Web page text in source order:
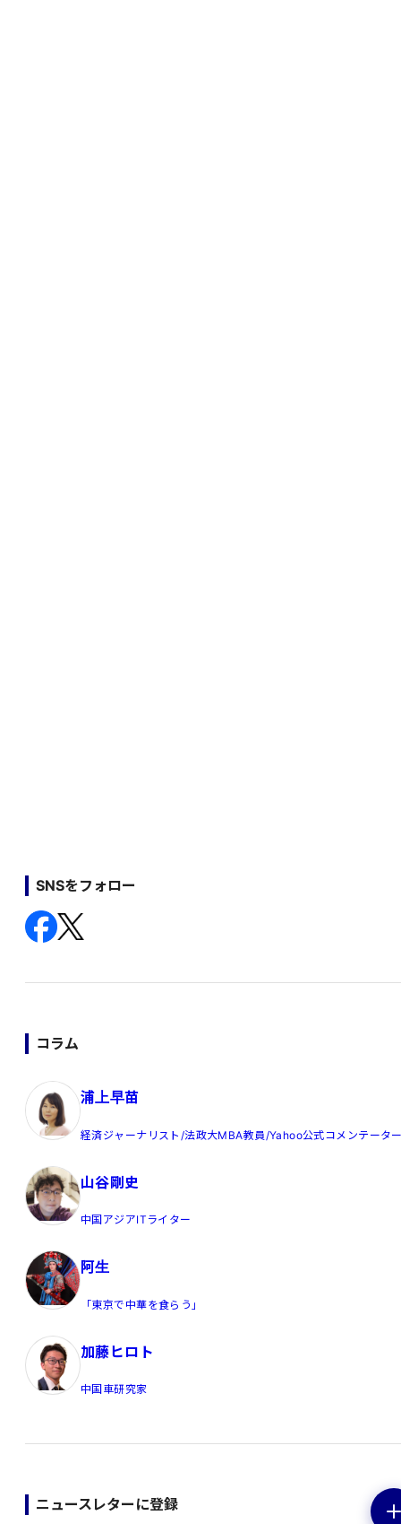
SNSをフォロー
コラム
浦上早苗
経済ジャーナリスト/法政大MBA教員/Yahoo公式コメンテータ
山谷剛史
中国アジアITライター
阿生
「東京で中華を食らう」
加藤ヒロト
中国車研究家
ニュースレターに登録